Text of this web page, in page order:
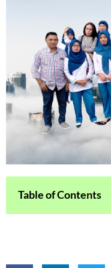
Table of Contents